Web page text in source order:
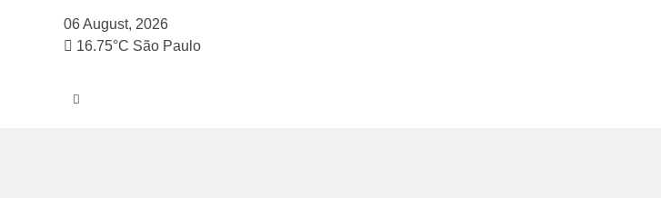
06 August, 2026
16.75°C São Paulo